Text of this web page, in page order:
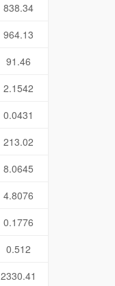
838.34
964.13
91.46
2.1542
0.0431
213.02
8.0645
4.8076
0.1776
0.512
2330.41